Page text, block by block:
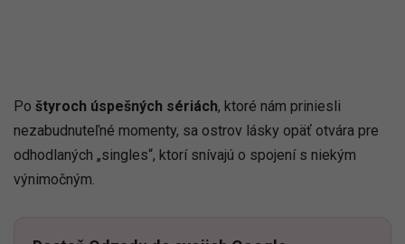
Po štyroch úspešných sériách, ktoré nám priniesli
nezabudnuteľné momenty, sa ostrov lásky opäť otvára pre
odhodlaných „singles“, ktorí snívajú o spojení s niekým
výnimočným.